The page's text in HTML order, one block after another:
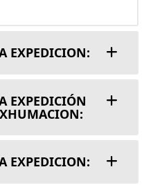
EXPEDICION:
EXPEDICIÓN
EXPEDICION: